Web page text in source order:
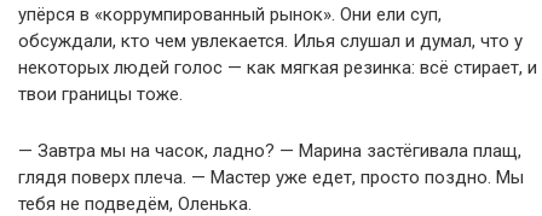
упёрся в «коррумпированный рынок». Они ели суп,
обсуждали, кто чем увлекается. Илья слушал и думал, что у
некоторых людей голос — как мягкая резинка: всё стирает, и
твои границы тоже.
— Завтра мы на часок, ладно? — Марина застёгивала плащ,
глядя поверх плеча. — Мастер уже едет, просто поздно. Мы
тебя не подведём, Оленька.